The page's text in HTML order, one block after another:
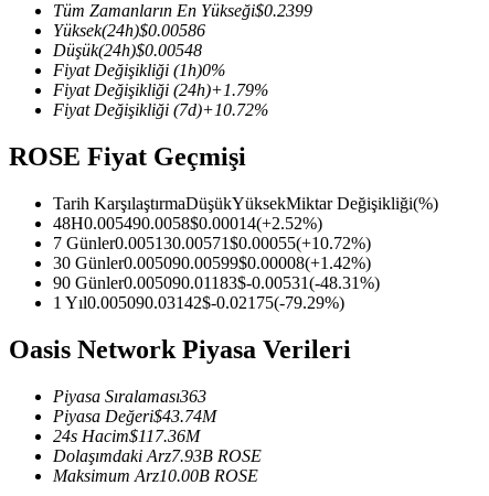
COIN-M Vadeli İşlemleri
Kripto Para Vadeli İşlemleri
TradFi
Hisse senetleri, döviz, değerli metaller ve emtia türevleri
Tüm Zamanların En Yükseği$0.2399
Yüksek(24h)$0.00586
Düşük(24h)$0.00548
Fiyat Değişikliği (1h)0%
Fiyat Değişikliği (24h)+1.79%
Fiyat Değişikliği (7d)+10.72%
ROSE Fiyat Geçmişi
Tarih KarşılaştırmaDüşükYüksekMiktar Değişikliği(%)
48H0.005490.0058$0.00014(+2.52%)
7 Günler0.005130.00571$0.00055(+10.72%)
30 Günler0.005090.00599$0.00008(+1.42%)
90 Günler0.005090.01183$-0.00531(-48.31%)
1 Yıl0.005090.03142$-0.02175(-79.29%)
Oasis Network Piyasa Verileri
Piyasa Sıralaması363
Piyasa Değeri$43.74M
24s Hacim$117.36M
Dolaşımdaki Arz7.93B ROSE
Maksimum Arz10.00B ROSE